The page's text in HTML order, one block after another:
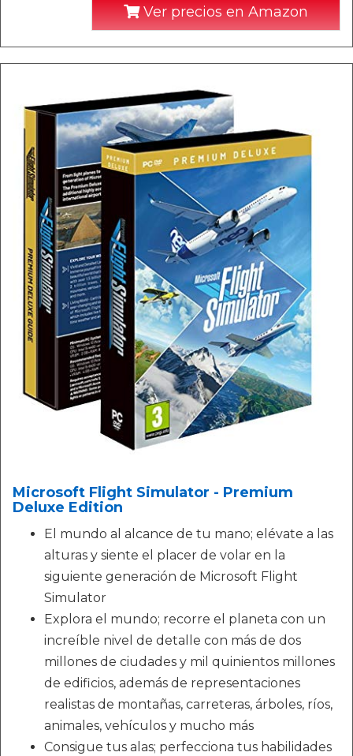
Ver precios en Amazon
Microsoft Flight Simulator - Premium
Deluxe Edition
El mundo al alcance de tu mano; elévate a las
alturas y siente el placer de volar en la
siguiente generación de Microsoft Flight
Simulator
Explora el mundo; recorre el planeta con un
increíble nivel de detalle con más de dos
millones de ciudades y mil quinientos millones
de edificios, además de representaciones
realistas de montañas, carreteras, árboles, ríos,
animales, vehículos y mucho más
Consigue tus alas; perfecciona tus habilidades